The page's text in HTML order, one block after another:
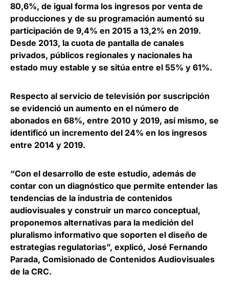
80,6%, de igual forma los ingresos por venta de
producciones y de su programación aumentó su
participación de 9,4% en 2015 a 13,2% en 2019.
Desde 2013, la cuota de pantalla de canales
privados, públicos regionales y nacionales ha
estado muy estable y se sitúa entre el 55% y 61%.
Respecto al servicio de televisión por suscripción
se evidenció un aumento en el número de
abonados en 68%, entre 2010 y 2019, así mismo, se
identificó un incremento del 24% en los ingresos
entre 2014 y 2019.
“Con el desarrollo de este estudio, además de
contar con un diagnóstico que permite entender las
tendencias de la industria de contenidos
audiovisuales y construir un marco conceptual,
proponemos alternativas para la medición del
pluralismo informativo que soporten el diseño de
estrategias regulatorias”, explicó, José Fernando
Parada, Comisionado de Contenidos Audiovisuales
de la CRC.